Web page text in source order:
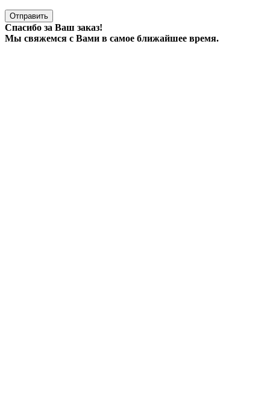
Отправить
Спасибо за Ваш заказ!
Мы свяжемся с Вами в самое ближайшее время.